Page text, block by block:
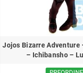
Jojos Bizarre Adventure
– Ichibansho –